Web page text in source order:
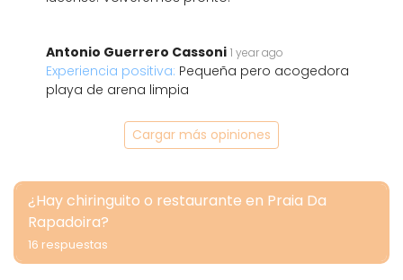
Antonio Guerrero Cassoni 1 year ago
Experiencia positiva: Pequeña pero acogedora
playa de arena limpia
Cargar más opiniones
¿Hay chiringuito o restaurante en Praia Da
Rapadoira?
16 respuestas